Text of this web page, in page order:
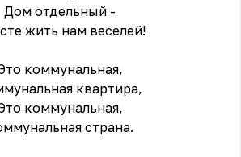
Дом отдельный -
жить нам веселей!
коммунальная,
квартира,
коммунальная,
страна.